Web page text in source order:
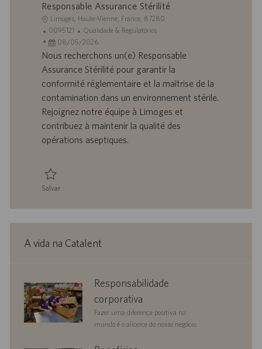
Responsable Assurance Stérilité
L
o
c
a
z
a
ç
ã
Limoges, Haute-Vienne, France, 87280
I
D
d
r
a
b
a
h
0095121
C
a
t
o
r
i
a
Qualidade & Regulatórios
D
a
d
e
p
u
l
c
08/05/2026
Nous recherchons un(e) Responsable
Assurance Stérilité pour garantir la
conformité réglementaire et la maîtrise de la
contamination dans un environnement stérile.
Rejoignez notre équipe à Limoges et
contribuez à maintenir la qualité des
opérations aseptiques.
Salvar
A vida na Catalent
responsibility
Responsabilidade
corporativa
Fazer uma diferença positiva no
mundo é o alicerce do nosso negócio.
benefits